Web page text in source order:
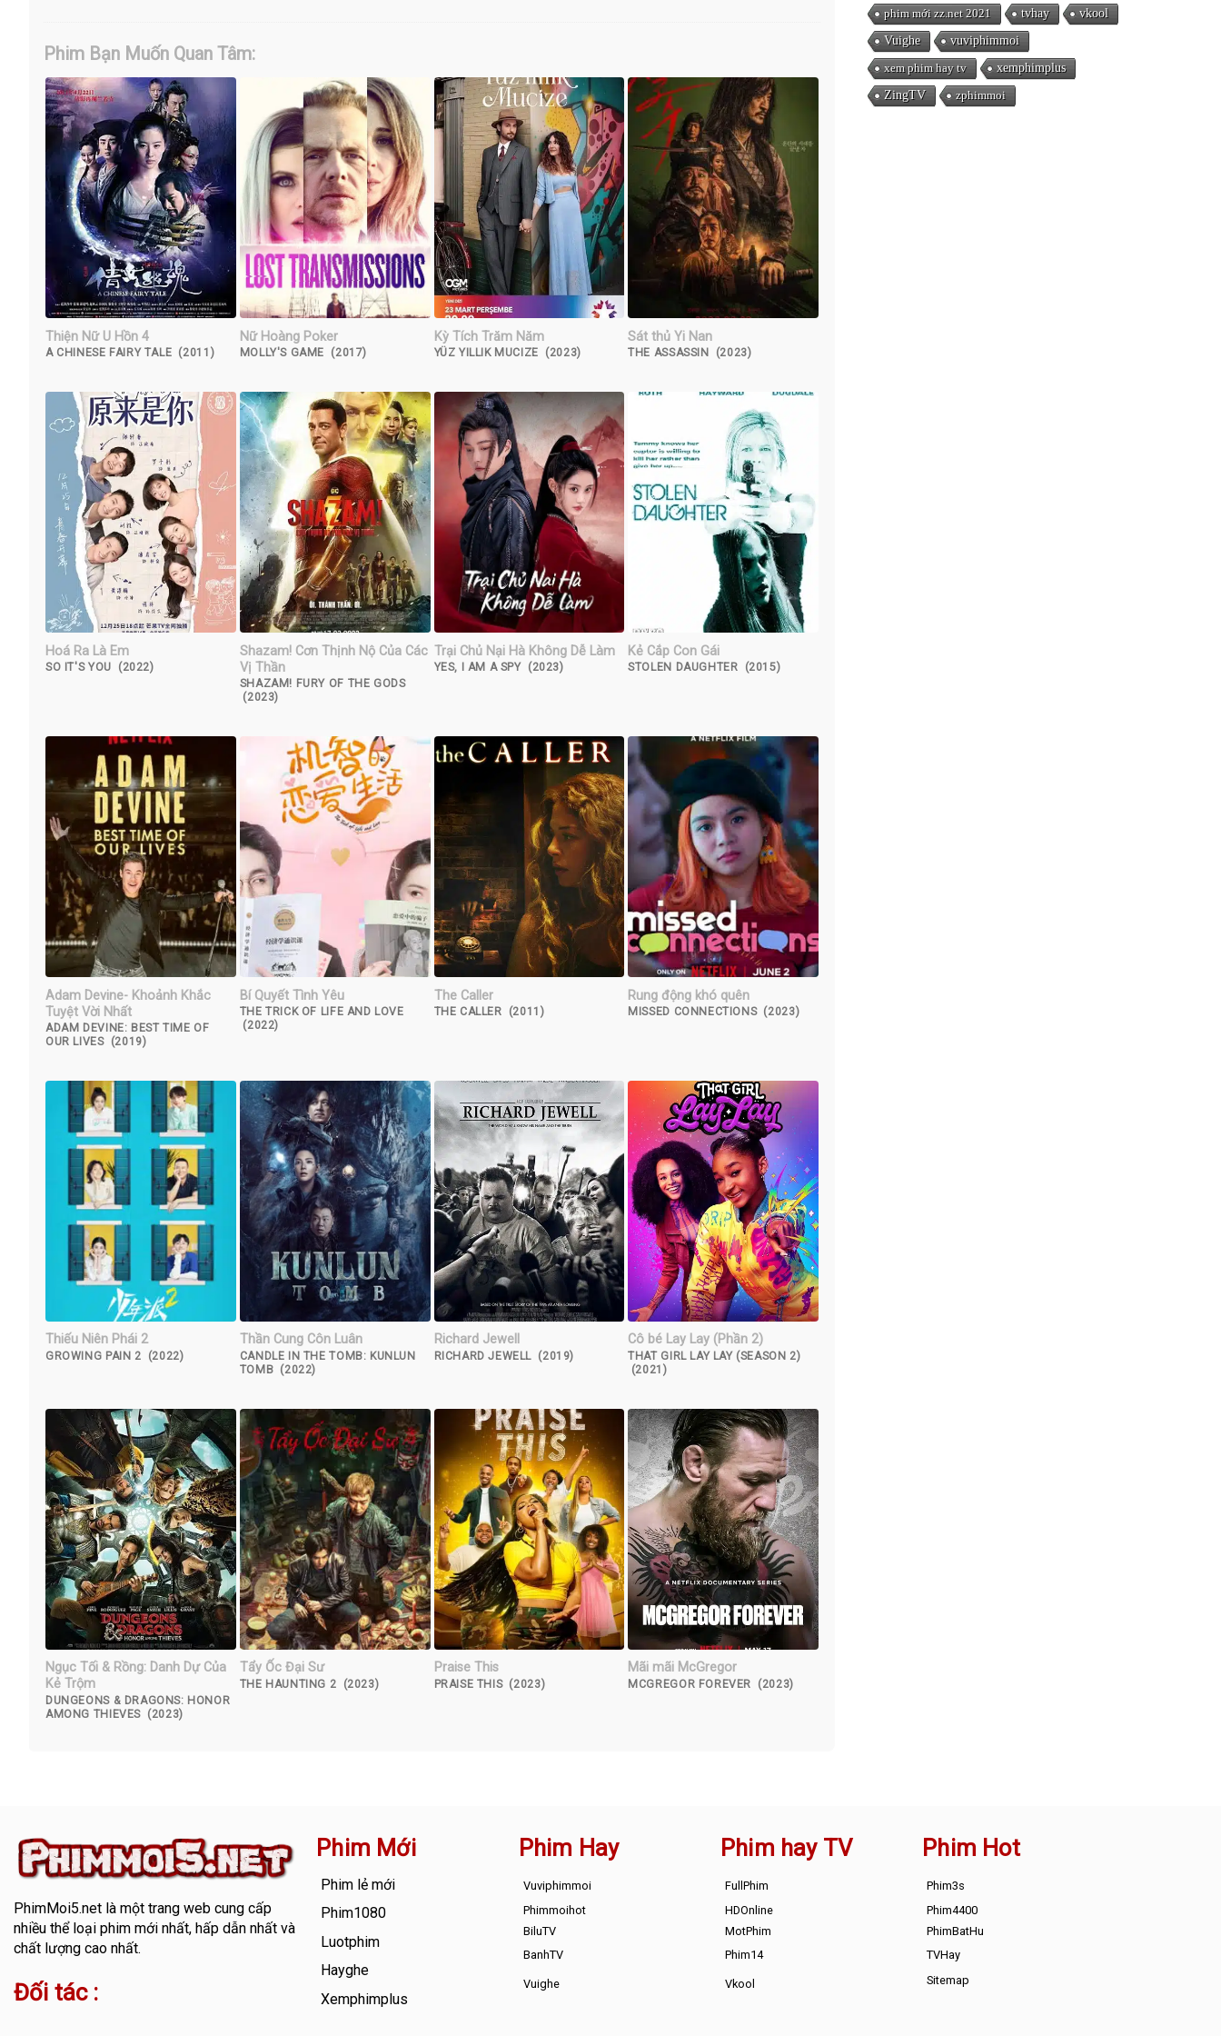
Phim Bạn Muốn Quan Tâm:
Thiện Nữ U Hồn 4
A CHINESE FAIRY TALE (2011)
Nữ Hoàng Poker
MOLLY'S GAME (2017)
Kỳ Tích Trăm Năm
YÜZ YILLIK MUCIZE (2023)
Sát thủ Yi Nan
THE ASSASSIN (2023)
Hoá Ra Là Em
SO IT'S YOU (2022)
Shazam! Cơn Thịnh Nộ Của Các
Vị Thần
SHAZAM! FURY OF THE GODS
(2023)
Trại Chủ Nại Hà Không Dễ Làm
YES, I AM A SPY (2023)
Kẻ Cắp Con Gái
STOLEN DAUGHTER (2015)
Adam Devine- Khoảnh Khắc
Tuyệt Vời Nhất
ADAM DEVINE: BEST TIME OF
OUR LIVES (2019)
Bí Quyết Tình Yêu
THE TRICK OF LIFE AND LOVE
(2022)
The Caller
THE CALLER (2011)
Rung động khó quên
MISSED CONNECTIONS (2023)
Thiếu Niên Phái 2
GROWING PAIN 2 (2022)
Thần Cung Côn Luân
CANDLE IN THE TOMB: KUNLUN
TOMB (2022)
Richard Jewell
RICHARD JEWELL (2019)
Cô bé Lay Lay (Phần 2)
THAT GIRL LAY LAY (SEASON 2)
(2021)
Ngục Tối & Rồng: Danh Dự Của
Kẻ Trộm
DUNGEONS & DRAGONS: HONOR
AMONG THIEVES (2023)
Tẩy Ốc Đại Sư
THE HAUNTING 2 (2023)
Praise This
PRAISE THIS (2023)
Mãi mãi McGregor
MCGREGOR FOREVER (2023)
phim mới zz.net 2021 tvhay
vkool
Vuighe
vuviphimmoi
xem phim hay tv
xemphimplus
ZingTV
zphimmoi
PhimMoi5.netlà một trang web cung cấp
nhiều thể loại phim mới nhất, hấp dẫn nhất và
chất lượng cao nhất.
Đối tác :
Phim Mới
Phim lẻ mới
Phim1080
Luotphim
Hayghe
Xemphimplus
Phim Hay
Vuviphimmoi
Phimmoihot
BiluTV
BanhTV
Vuighe
Phim hay TV
FullPhim
HDOnline
MotPhim
Phim14
Vkool
Phim Hot
Phim3s
Phim4400
PhimBatHu
TVHay
Sitemap